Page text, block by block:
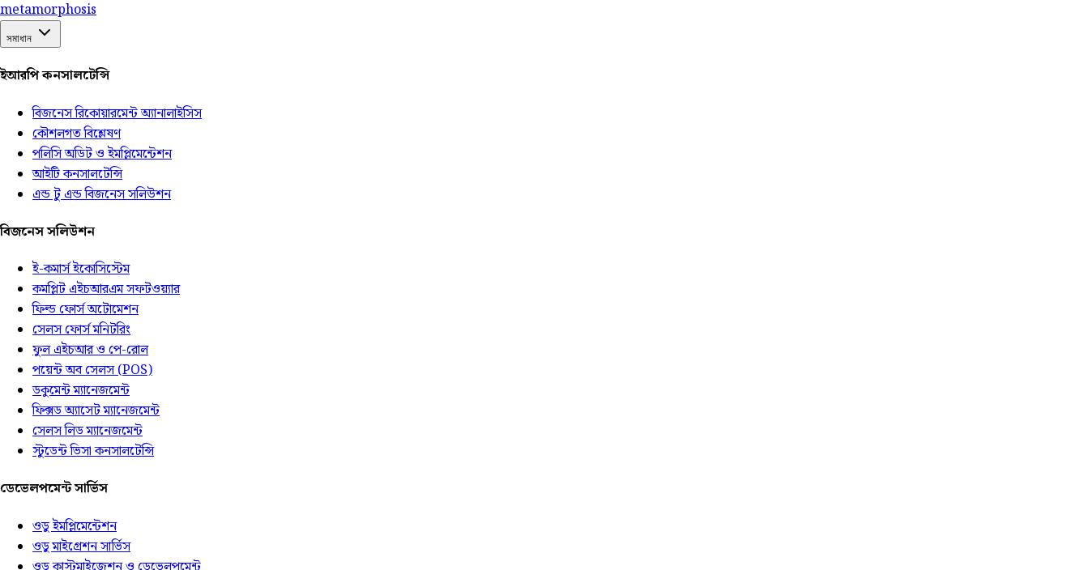
metamorphosis
সমাধান
ইআরপি কনসালটেন্সি
বিজনেস রিকোয়ারমেন্ট অ্যানালাইসিস
কৌশলগত বিশ্লেষণ
পলিসি অডিট ও ইমপ্লিমেন্টেশন
আইটি কনসালটেন্সি
এন্ড টু এন্ড বিজনেস সলিউশন
বিজনেস সলিউশন
ই-কমার্স ইকোসিস্টেম
কমপ্লিট এইচআরএম সফটওয়্যার
ফিল্ড ফোর্স অটোমেশন
সেলস ফোর্স মনিটরিং
ফুল এইচআর ও পে-রোল
পয়েন্ট অব সেলস (POS)
ডকুমেন্ট ম্যানেজমেন্ট
ফিক্সড অ্যাসেট ম্যানেজমেন্ট
সেলস লিড ম্যানেজমেন্ট
স্টুডেন্ট ভিসা কনসালটেন্সি
ডেভেলপমেন্ট সার্ভিস
ওডু ইমপ্লিমেন্টেশন
ওডু মাইগ্রেশন সার্ভিস